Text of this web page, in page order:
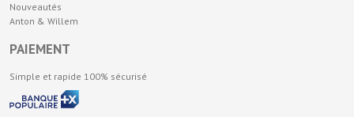
Nouveautés
Anton & Willem
PAIEMENT
Simple et rapide 100% sécurisé